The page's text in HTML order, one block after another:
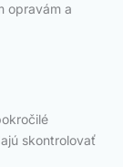
opravám a
skontrolovať